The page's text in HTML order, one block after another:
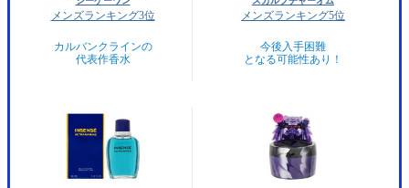
メンズランキング3位
カルバンクラインの
代表作香水
メンズランキング5位
今後入手困難
となる可能性あり！